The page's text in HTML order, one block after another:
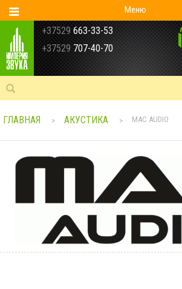
Меню
+37529 663-33-53
+37529 707-40-70
ГЛАВНАЯ > АКУСТИКА > MAC AUDIO